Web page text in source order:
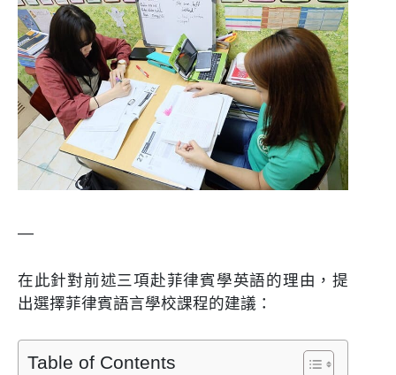
—
在此針對前述三項赴菲律賓學英語的理由，提
出選擇菲律賓語言學校課程的建議：
Table of Contents